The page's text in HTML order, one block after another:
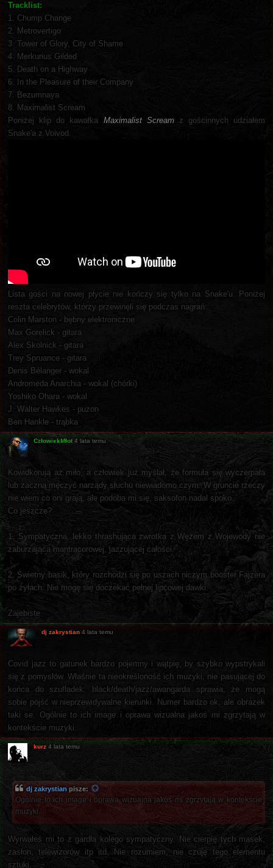
Tracklist:
1. Chump Change
2. Metrovertigo
3. Tower of Glory, City of Shame
4. Merkurius Gilded
5. Death on a Highway
6. In the Pleasure of their Company
7. Bezumnaya
8. Maximalist Scream
Poniżej klip do kawałka Maximalist Scream z gościnnych udziałem
Snake'a z Voivod.
Lista gości na nowej płycie nie kończy się tylko na Snake'u. Poniżej
reszta celebrytów, którzy przewinęli się podczas nagrań:
Colin Marston - bębny elektroniczne
Max Gorelick - gitara
Alex Skolnick - gitara
Trey Spruance - gitara
Denis Bélanger - wokal
Andromeda Anarchia - wokal (chórki)
Yoshiko Ohara - wokal
J. Walter Hawkes - puzon
Ben Hankle - trąbka
CzłowiekMłot 4 lata temu
Kowidkorują aż miło, a człowiek już myślał, że formuła się wyczerpała
lub zaczną męczyć narządy słuchu niewiadomo czym. W gruncie rzeczy
nie wiem co oni grają, ale podoba mi się, saksofon nadal spoko.
Co jeszcze?
1. Sympatyczna, lekko thrashująca zwrotka z Wężem z Wojewody nie
zaburzająca mantracorowej, jazzującej całości.
2. Świetny basik, który rozchodzi się po uszach niczym booster Fajzera
po żyłach. Nie mogę się doczekać pełnej lipcowej dawki.
Zajebiste.
dj zakrystian 4 lata temu
Covid jazz to gatunek bardzo pojemny i wątpię, by szybko wypstrykali
się z pomysłów. Właśnie ta nieokreśloność ich muzyki, nie pasującej do
końca do szufladek: black/death/jazz/awangarda sprawia, że mogą
sobie pójść w nieprzewidywalne kierunki. Numer bardzo ok, ale obrazek
taki se. Ogólnie to ich image i oprawa wizualna jakoś mi zgrzytają w
kontekście muzyki.
kurz 4 lata temu
dj zakrystian pisze:
Ogólnie to ich image i oprawa wizualna jakoś mi zgrzytają w kontekście
muzyki.
Wyrwałeś mi to z gardła kolego sympatyczny. Nie cierpię tych masek,
zasłon, telewizorów itp itd. Nie rozumiem, nie czuję tego elementu
sztuki.